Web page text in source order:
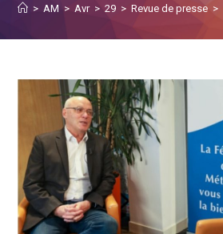
> AM > Avr > 29 > Revue de presse >